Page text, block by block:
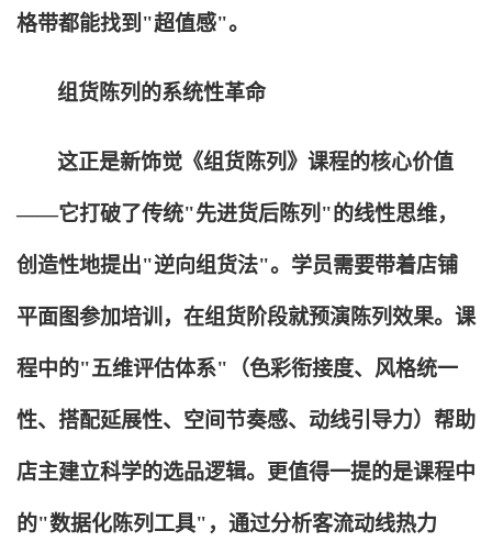
格带都能找到"超值感"。
组货陈列的系统性革命
这正是新饰觉《组货陈列》课程的核心价值
——它打破了传统"先进货后陈列"的线性思维，
创造性地提出"逆向组货法"。学员需要带着店铺
平面图参加培训，在组货阶段就预演陈列效果。课
程中的"五维评估体系"（色彩衔接度、风格统一
性、搭配延展性、空间节奏感、动线引导力）帮助
店主建立科学的选品逻辑。更值得一提的是课程中
的"数据化陈列工具"，通过分析客流动线热力